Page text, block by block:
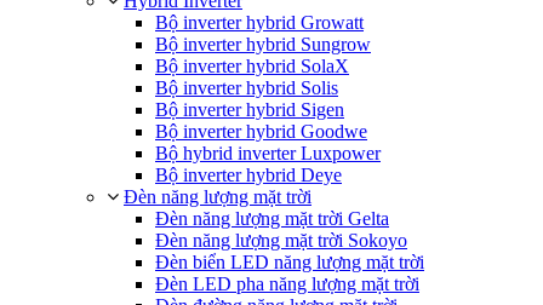
Bộ inverter hybrid Growatt
Bộ inverter hybrid Sungrow
Bộ inverter hybrid SolaX
Bộ inverter hybrid Solis
Bộ inverter hybrid Sigen
Bộ inverter hybrid Goodwe
Bộ hybrid inverter Luxpower
Bộ inverter hybrid Deye
Đèn năng lượng mặt trời
Đèn năng lượng mặt trời Gelta
Đèn năng lượng mặt trời Sokoyo
Đèn biển LED năng lượng mặt trời
Đèn LED pha năng lượng mặt trời